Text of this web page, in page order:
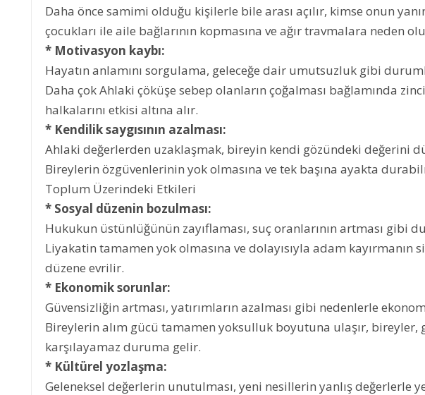
Daha önce samimi olduğu kişilerle bile arası açılır, kimse onun
çocukları ile aile bağlarının kopmasına ve ağır travmalara neden
* Motivasyon kaybı:
Hayatın anlamını sorgulama, geleceğe dair umutsuzluk gibi
Daha çok Ahlaki çöküşe sebep olanların çoğalması bağlamında
halkalarını etkisi altına alır.
* Kendilik saygısının azalması:
Ahlaki değerlerden uzaklaşmak, bireyin kendi gözündeki değerini
Bireylerin özgüvenlerinin yok olmasına ve tek başına ayakta
Toplum Üzerindeki Etkileri
* Sosyal düzenin bozulması:
Hukukun üstünlüğünün zayıflaması, suç oranlarının artması gibi
Liyakatin tamamen yok olmasına ve dolayısıyla adam kayırmanın
düzene evrilir.
* Ekonomik sorunlar:
Güvensizliğin artması, yatırımların azalması gibi nedenlerle
Bireylerin alım gücü tamamen yoksulluk boyutuna ulaşır, bireyler,
karşılayamaz duruma gelir.
* Kültürel yozlaşma:
Geleneksel değerlerin unutulması, yeni nesillerin yanlış